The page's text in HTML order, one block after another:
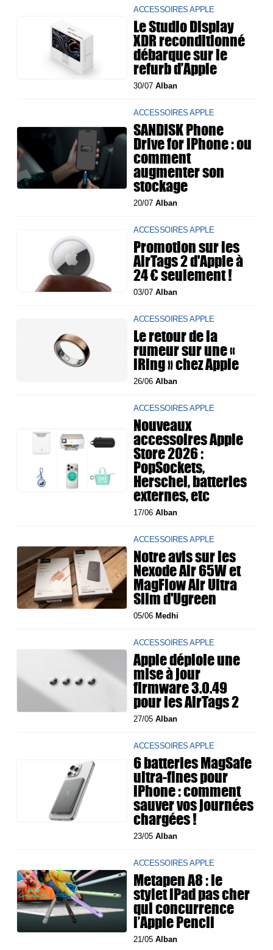
ACCESSOIRES APPLE
Le Studio Display
XDR reconditionné
débarque sur le
refurb d’Apple
30/07Alban
ACCESSOIRES APPLE
SANDISK Phone
Drive for iPhone : ou
comment
augmenter son
stockage
20/07Alban
ACCESSOIRES APPLE
Promotion sur les
AirTags 2 d'Apple à
24 € seulement !
03/07Alban
ACCESSOIRES APPLE
Le retour de la
rumeur sur une «
iRing » chez Apple
26/06Alban
ACCESSOIRES APPLE
Nouveaux
accessoires Apple
Store 2026 :
PopSockets,
Herschel, batteries
externes, etc
17/06Alban
ACCESSOIRES APPLE
Notre avis sur les
Nexode Air 65W et
MagFlow Air Ultra
Slim d'Ugreen
05/06 Medhi
ACCESSOIRES APPLE
Apple déploie une
mise à jour
firmware 3.0.49
pour les AirTags 2
27/05Alban
ACCESSOIRES APPLE
6 batteries MagSafe
ultra-fines pour
iPhone : comment
sauver vos journées
chargées !
23/05Alban
ACCESSOIRES APPLE
Metapen A8 : le
stylet iPad pas cher
qui concurrence
l’Apple Pencil
21/05Alban